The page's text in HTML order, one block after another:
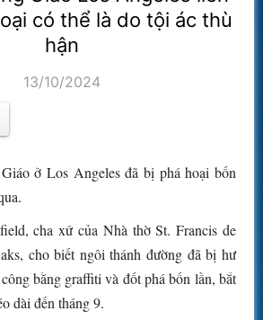
có thể là do tội ác thù
hận
13/10/2024
ở Los Angeles đã bị phá hoại bốn
cha xứ của Nhà thờ St. Francis de
cho biết ngôi thánh đường đã bị hư
bằng graffiti và đốt phá bốn lần, bắt
dài đến tháng 9.